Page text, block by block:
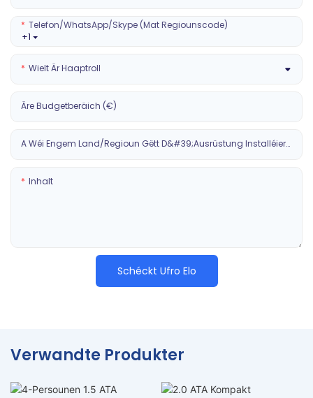
+1
Telefon/WhatsApp/Skype (mat Regiounscode)
Wielt Är Haaptroll
Äre Budgetberäich (€)
A Wéi Engem Land/Regioun Gëtt D&#39;Ausrüstung Installéiert?
Inhalt
Schéckt Ufro Elo
Verwandte Produkter